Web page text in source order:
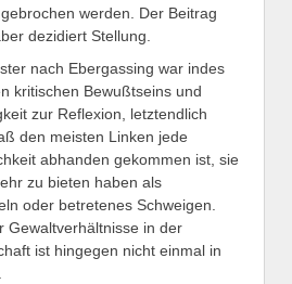
werden. Der Beitrag
dezidiert Stellung.
nach Ebergassing war indes
kritischen Bewußtseins und
zur Reflexion, letztendlich
den meisten Linken jede
abhanden gekommen ist, sie
zu bieten haben als
oder betretenes Schweigen.
Gewaltverhältnisse in der
ist hingegen nicht einmal in